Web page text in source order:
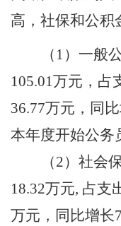
高，社保和公积
（ 1）一般
105.01万元，占
36.77万元，同
本年度开始公务
（2）社会
18.32万元, 占支
万元，同比增长